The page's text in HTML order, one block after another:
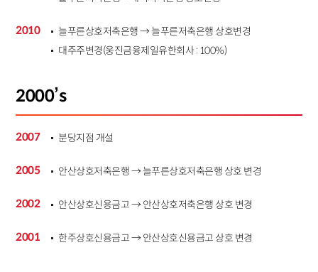
2010
늘푸른상호저축은행 → 늘푸른저축은행 상호변경
대주주변경(웅진금융제일유한회사 : 100%)
2000’s
2007 분당지점 개설
2005 안산상호저축은행 → 늘푸른상호저축은행 상호 변경
2002 안산상호신용금고 → 안산상호저축은행 상호 변경
2001 한주상호신용금고 → 안산상호신용금고 상호 변경